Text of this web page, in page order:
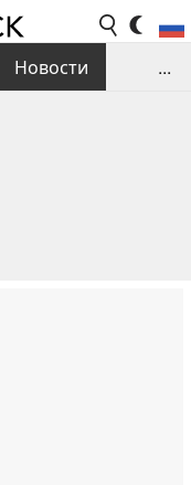
Новости
...